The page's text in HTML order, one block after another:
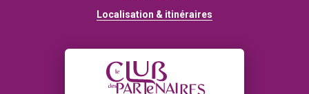
Localisation & itinéraires